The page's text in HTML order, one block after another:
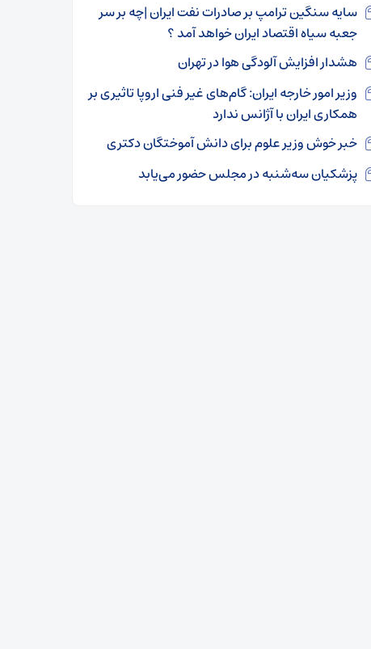
سایه سنگین ترامپ بر صادرات نفت ایران |چه بر سر
جعبه سیاه اقتصاد ایران خواهد آمد ؟
هشدار افزایش آلودگی هوا در تهران
وزیر امور خارجه ایران: گام‌های غیر فنی اروپا تاثیری بر
همکاری ایران با آژانس ندارد
خبر خوش وزیر علوم برای دانش آموختگان دکتری
پزشکیان سه‌شنبه در مجلس حضور می‌یابد